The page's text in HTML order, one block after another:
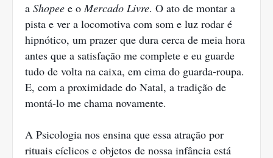
a Shopee e oMercado Livre. O ato de montar a
pista e ver a locomotiva com som e luz rodar é
hipnótico, um prazer que dura cerca de meia hora
antes que a satisfação me complete e eu guarde
tudo de volta na caixa, em cima do guarda-roupa.
E, com a proximidade do Natal, a tradição de
montá-lo me chama novamente.
A Psicologia nos ensina que essa atração por
rituais cíclicos e objetos de nossa infância está